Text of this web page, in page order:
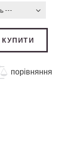
---
КУПИТИ
порівняння